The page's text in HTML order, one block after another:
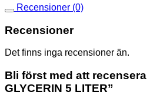
Recensioner (0)
Recensioner
Det finns inga recensioner än.
Bli först med att recensera
GLYCERIN 5 LITER”